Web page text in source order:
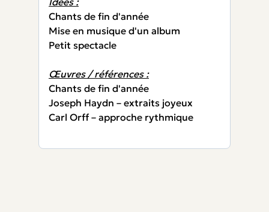
Chants de fin d'année
Mise en musique d'un album
Petit spectacle
Œuvres / références :
Chants de fin d'année
Joseph Haydn – extraits joyeux
Carl Orff – approche rythmique